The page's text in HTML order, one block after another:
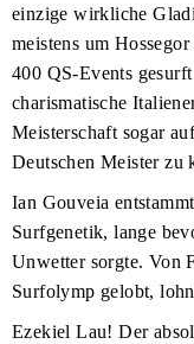
einzige wirkliche
meistens um
400 QS-Events
charismatische
Meisterschaft sogar
Deutschen Meister zu
Ian Gouveia
Surfgenetik, lange
Unwetter sorgte. Von
Surfolymp gelobt,
Ezekiel Lau! Der